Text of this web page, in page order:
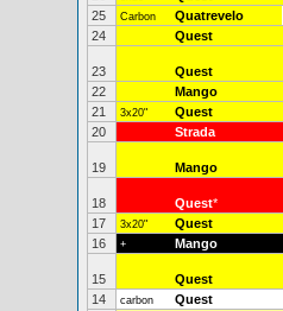
25
Carbon Quatrevelo
24
Quest
23 Quest
22
Mango
21
3x20" Quest
20
Strada
19 Mango
18 Quest*
17
3x20" Quest
16
+ Mango
15 Quest
14
carbon Quest